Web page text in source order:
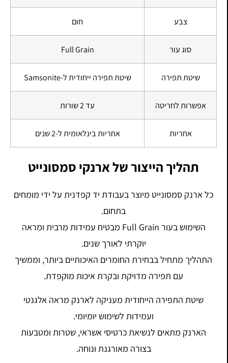
צבע חום
סוג עור Full Grain
שיטת תפירה שיטת תפירה ייחודית ל-Samsonite
אפשרות לחריטה עד 2 שורות
אחריות אחריות בינלאומית ל-2 שנים
תהליך הייצור של ארנקי סמסונייט
כל ארנק סמסונייט מיוצר בעבודת יד קפדנית על ידי מומחים
בתחום.
השימוש בעור Full Grain מבטיח עמידות מרבית ומראה
יוקרתי לאורך שנים.
התהליך מתחיל בבחירת החומרים האיכותיים ביותר, וממשיך
עם תפירה מדויקת ובקרת איכות מוקפדת.
שיטת התפירה הייחודית מעניקה לארנק מראה אלגנטי
ועמידות לשימוש יומיומי.
הארנק מתאים לנשיאת כרטיסי אשראי, שטרות ומטבעות
בצורה מאורגנת ונוחה.